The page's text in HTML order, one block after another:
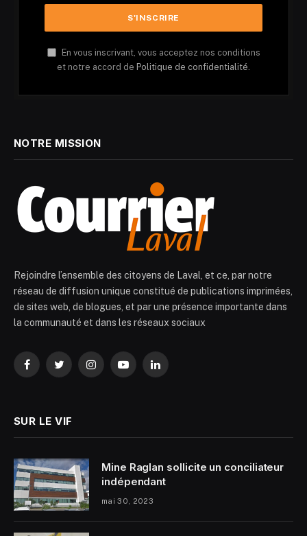
En vous inscrivant, vous acceptez nos conditions
et notre accord de Politique de confidentialité.
NOTRE MISSION
Rejoindre l’ensemble des citoyens de Laval, et ce, par notre
réseau de diffusion unique constitué de publications imprimées,
de sites web, de blogues, et par une présence importante dans
la communauté et dans les réseaux sociaux
FacebookTwitterInstagramYouTubeLinkedIn
SUR LE VIF
Mine Raglan sollicite un conciliateur
indépendant
mai 30, 2023